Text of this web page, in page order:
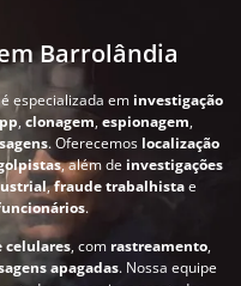
Barrolândia
é especializada em investigação
, clonagem,espionagem,
. Oferecemos localização
, além de investigações
,fraude trabalhistae
.
celulares, com rastreamento,
apagadas. Nossa equipe